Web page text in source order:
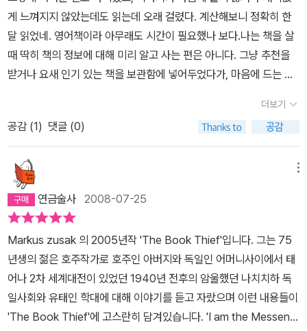
에서 그녀가 소리내어 읽었던 책으로 인해 20명 이상의 사람들이 위
안를 받은 내용은 매우 인상적이다. 책에 대한 넘치는 열정은 쓰기로
이어지고 책을 통한 사람들과의 유대 형성은 힘든 전쟁기간을 이기게
한 원동력이었다. 책은 이렇게 늘 큰 변화를 읽으키는 마력의 소유자
라는 것!둘째, 2차대전 중 유태인 학살에 관한 실화 및 소설을 많이 읽
었는데 이만큼 나를 슬프게 한 책은 없었던 것 같다. 재미있다는 표현
이 무색할 만큼, 읽기만 해도 이리 애절한데 이런 참상을 겪었던 민족
했다. 세번째, 사람의 성격에 대해 생각했다. Man’s Searching for
Meaning에서도, 작가는 어떤 상황에서도 삶의 의미만 있다면 극한
상황을 견딜 수 있다고 했다. 이 책에도 Liesel외에도 너무나 매력적
인 성격의 소유자들이 등장한다. Rudy, Hans, Rosa 등등. 전쟁 상
황인지 구분할 수 없을 정도로, 따뜻하고 인간적이게 보여지는 그들
의 성격을 읽으며, 이런 성격이 소설이 아닌 현실 상황에서도 가능할
지 의문을 품었다. 부러웠다는 말이 정확하다. 이리 훌륭한 책을 지금
에서야 읽었다니 ㅜ.ㅜ또다시 훌륭한 책을 만날 생각을 하니 다시 마
음이 바빠진다^^
게 느껴지지 않았는데도 읽는데 오래 걸렸다. 계산해보니 정확히 한
달 읽었네. 영어책이라 아무래도 시간이 필요했나 보다.나는 책을 살
때 딱히 책의 정보에 대해 미리 알고 사는 편은 아니다. 그냥 추천을
받거나 요새 인기 있는 책을 보관함에 넣어두었다가, 마음에 드는 놈
치 시절 독일을 배경으로 한 이야기이며 화자가 저승사자라는 걸 전
혀 몰랐다. 그래서 초반에는 내가 뭘 잘 못 읽었나 싶어 자꾸 앞으로
돌아가 읽은 것을 확인 또 확인했지만, 곧 익숙해져 이야기에 빠져들
수 있었다. 사실은 아주아주 오랜만에 책에 폭 빠져 손에서 놓기가 싫
었던, 정말 정말 재미있게 본 책.1930년대, 리젤은 독일의 양부모에
게로 입양된다. 기차를 타고 독일 뮌헨으로 오는 동안 남동생이 죽고,
어딘지 정확히 기억하지 못 하는 곳에 묻어주게 된다. 그리고 리젤은
처음으로 책을 훔친다.생모와 헤어지고 남동생의 죽음을 목격한 9살
의 리젤은 새로운 부모와 살면서 또 다른 삶에 적응을 해야 한다. 그녀
를 따뜻하게 받아준 양아버지 한스와 함께 훔친 책을 읽고 글자를 배
우고, 옆집 사는 레몬색 머리칼을 가진 루디와 친구가 되며 낯선 동네
에서 그럭저럭 살아간다.그러다가 아버지가 오래전에 은혜를 입었던
더보기
공감 (1) 댓글 (0)
연금술사 2008-07-25
Markus zusak 의 2005년작 'The Book Thief'입니다. 그는 75
년생의 젊은 호주작가로 호주인 아버지와 독일인 어머니사이에서 태
어나 2차 세계대전이 있었던 1940년 전후의 암울했던 나치치하 독
일사회와 유태인 학대에 대해 이야기를 듣고 자랐으며 이런 내용들이
'The Book Thief'에 고스란히 담겨있습니다. 'I am the Messeng